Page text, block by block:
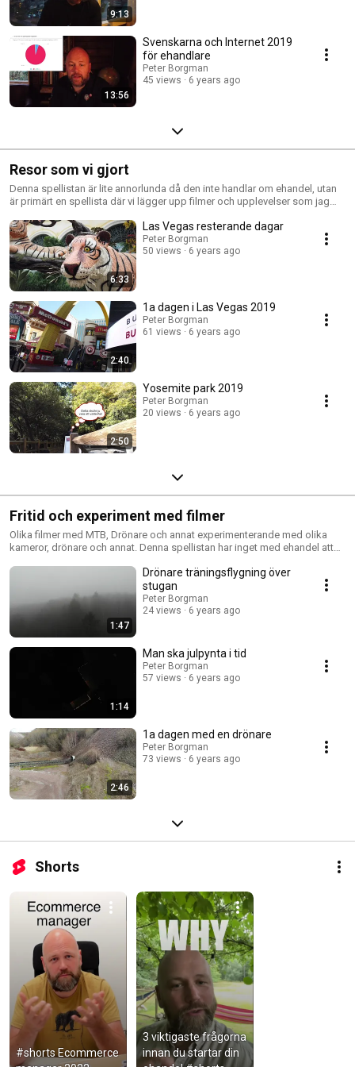
9:13
13:56
Svenskarna och Internet 2019
för ehandlare
Peter Borgman
45 views
6 years ago
Resor som vi gjort
Denna spellistan är lite annorlunda då den inte handlar om ehandel, utan
är primärt en spellista där vi lägger upp filmer och upplevelser som jag
bekanta, men den kan kanske även inspirera andra personer med saker
som ni kanske själv vill göra.
6:33
Las Vegas resterande dagar
Peter Borgman
50 views
6 years ago
2:40
1a dagen i Las Vegas 2019
Peter Borgman
61 views
6 years ago
2:50
Yosemite park 2019
Peter Borgman
20 views
6 years ago
Fritid och experiment med filmer
Olika filmer med MTB, Drönare och annat experimenterande med olika
kameror, drönare och annat. Denna spellistan har inget med ehandel att
drönare och annat läggs upp. Här lägger jag också upp lite filmer från
mitt största intresse på fritiden, vilket är att köra Mountainbike (MTB). Ifall
ni har tips på bra ställen att köra Mountainbike, tveka inte att kontakta mig
på Instagram @mrborgman vi kan kanske köra en runda tillsammans.
1:47
Drönare träningsflygning över
stugan
Peter Borgman
24 views
6 years ago
1:14
Man ska julpynta i tid
Peter Borgman
57 views
6 years ago
2:46
1a dagen med en drönare
Peter Borgman
73 views
6 years ago
Shorts
#shorts Ecommerce
3 viktigaste frågorna
innan du startar din